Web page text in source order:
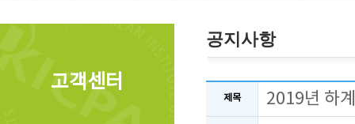
고객센터
공지사항
제목 2019년 하